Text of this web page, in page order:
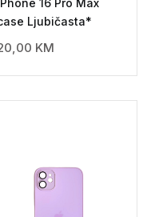
16 Pro Max
Ljubičasta*
KM